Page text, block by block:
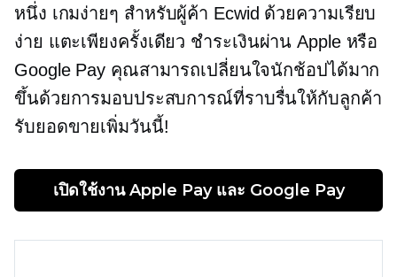
หนึ่ง เกมง่ายๆ สำหรับผู้ค้า Ecwid ด้วยความเรียบ
ง่าย แตะเพียงครั้งเดียว ชำระเงินผ่าน Apple หรือ
Google Pay คุณสามารถเปลี่ยนใจนักช้อปได้มาก
ขึ้นด้วยการมอบประสบการณ์ที่ราบรื่นให้กับลูกค้า
รับยอดขายเพิ่มวันนี้!
เปิดใช้งาน Apple Pay และ Google Pay